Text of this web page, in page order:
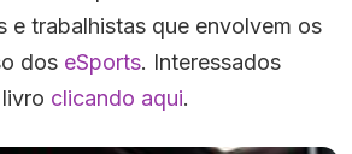
e trabalhistas que envolvem os
dos eSports. Interessados
clicando aqui.